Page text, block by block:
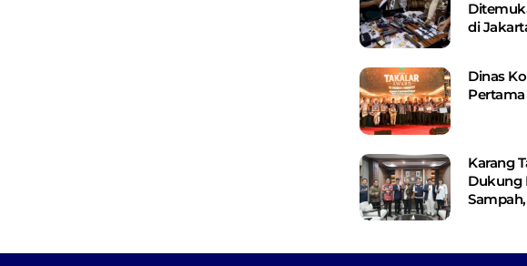
di
Dinas
Karang
Dukung